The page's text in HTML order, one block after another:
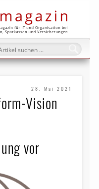
28. Mai 2021
Vision
vor